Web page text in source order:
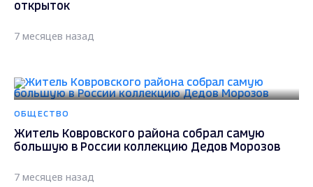
открыток
7 месяцев назад
ОБЩЕСТВО
Житель Ковровского района собрал самую
большую в России коллекцию Дедов Морозов
7 месяцев назад